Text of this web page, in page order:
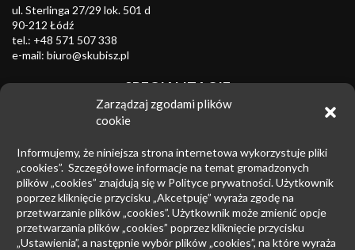
Zarządzaj zgodami plików
cookie
Informujemy, że niniejsza strona internetowa wykorzystuje pliki
„cookies”. Szczegółowe informacje na temat gromadzonych
plików „cookies” znajdują się w Polityce prywatności. Użytkownik
poprzez kliknięcie przycisku „Akcetpuję” wyraża zgodę na
przetwarzanie plików „cookies”. Użytkownik może zmienić opcje
przetwarzania plików „cookies” poprzez kliknięcie przycisku
„Ustawienia”, a następnie wybór plików „cookies”, na które wyraża
ul. Sterlinga 27/29 lok. 501 d
90-212 Łódź
tel.: +48 571 507 338
e-mail: biuro@skubisz.pl
SPECJALIZACJE
Wzory przemysłowe
Patenty
Prawo upadłościowe
Prawo autorskie